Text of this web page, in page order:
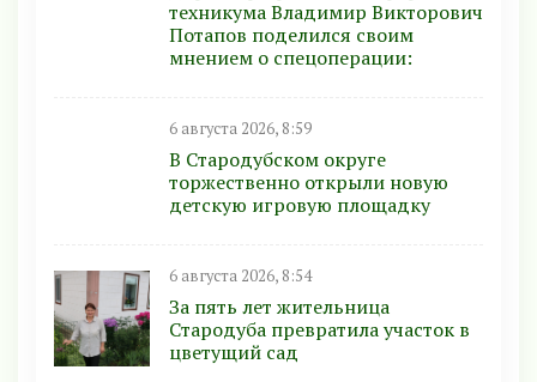
техникума Владимир Викторович
Потапов поделился своим
мнением о спецоперации:
6 августа 2026, 8:59
В Стародубском округе
торжественно открыли новую
детскую игровую площадку
6 августа 2026, 8:54
За пять лет жительница
Стародуба превратила участок в
цветущий сад